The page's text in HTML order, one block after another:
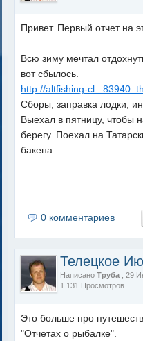
Привет. Первый отчет на
Всю зиму мечтал
вот сбылось.
http://altfishing-
Сборы, заправка лодки,
Выехал в пятницу, чтобы
берегу. Поехал на
бакена...
0 комментариев
Телецкое
НаписаноТруба , 29
1 131 Просмотров
Это больше про
"Отчетах о рыбалке".